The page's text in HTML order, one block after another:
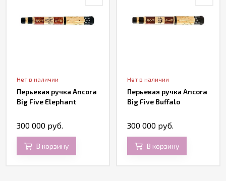
Нет в наличии
Перьевая ручка Ancora
Big Five Elephant
300 000 руб.
В корзину
Нет в наличии
Перьевая ручка Ancora
Big Five Buffalo
300 000 руб.
В корзину